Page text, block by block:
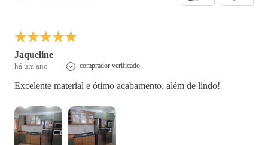
Jaqueline
há um ano comprador verificado
Excelente material e ótimo acabamento, além de lindo!